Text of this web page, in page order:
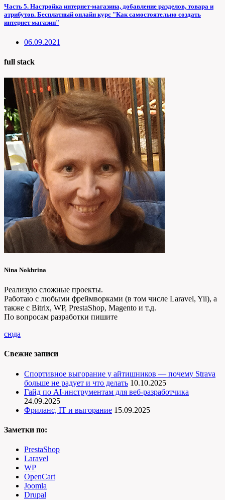
Часть 5. Настройка интернет-магазина, добавление разделов, товара и
атрибутов. Бесплатный онлайн курс "Как самостоятельно создать
интернет магазин"
06.09.2021
full stack
Nina Nokhrina
Реализую сложные проекты.
Работаю с любыми фреймворками (в том числе Laravel, Yii), а
также с Bitrix, WP, PrestaShop, Magento и т.д.
По вопросам разработки пишите
сюда
Свежие записи
Спортивное выгорание у айтишников — почему Strava
больше не радует и что делать 10.10.2025
Гайд по AI-инструментам для веб-разработчика
24.09.2025
Фриланс, IT и выгорание 15.09.2025
Заметки по:
PrestaShop
Laravel
WP
OpenCart
Joomla
Drupal